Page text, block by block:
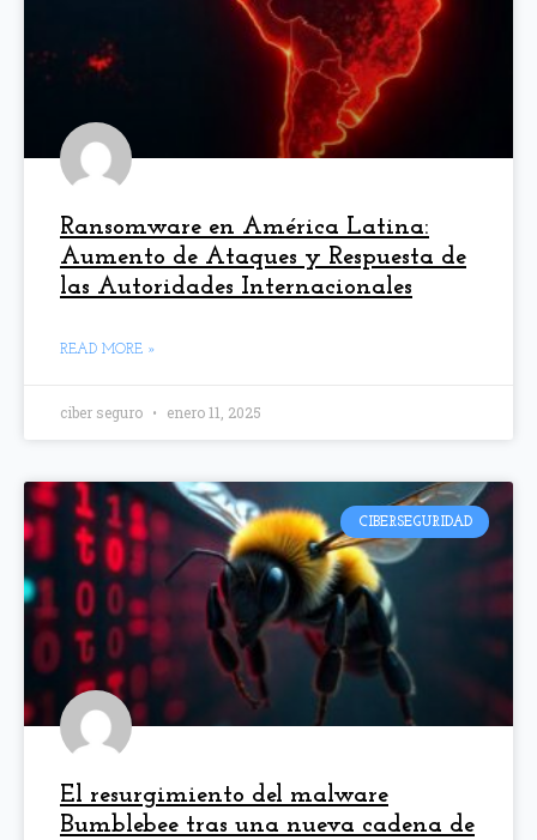
Ransomware en América Latina:
Aumento de Ataques y Respuesta de
las Autoridades Internacionales
READ MORE »
ciber seguro enero 11, 2025
CIBERSEGURIDAD
El resurgimiento del malware
Bumblebee tras una nueva cadena de